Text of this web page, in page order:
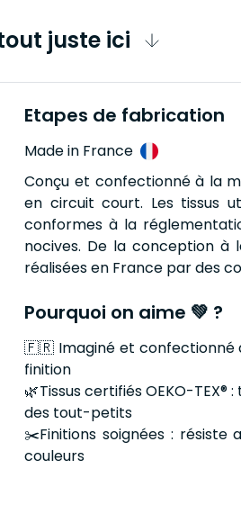
juste ici
Etapes de fabrication
Made in France
Conçu et confectionné à la
en circuit court. Les tissus
conformes à la
nocives. De la conception
réalisées en France par des
Pourquoi on aime 💚 ?
🇫🇷 Imaginé et confectionné
finition
🌿Tissus certifiés OEKO-
des tout-petits
✂️Finitions soignées : résiste
couleurs